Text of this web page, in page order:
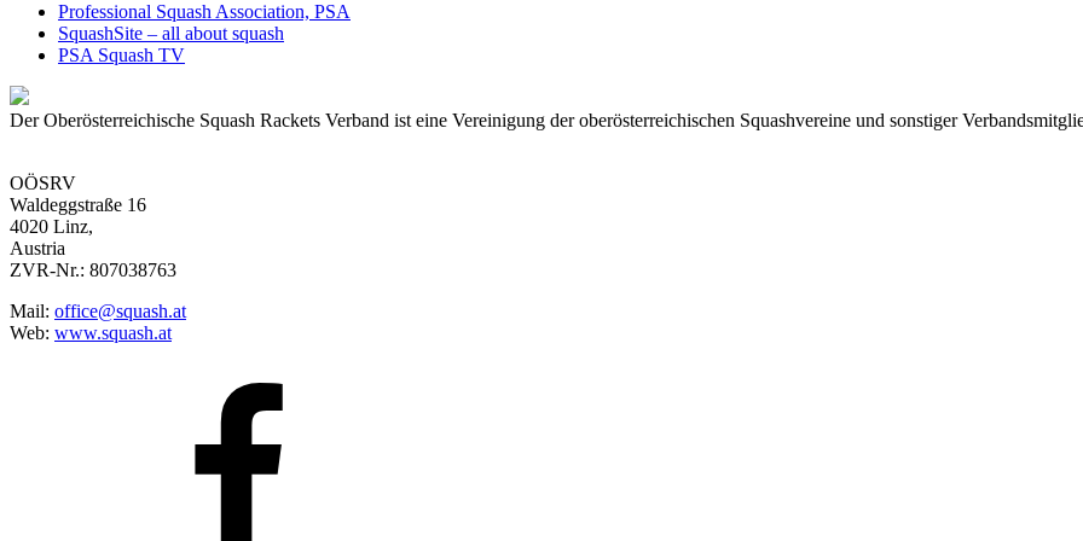
Professional Squash Association, PSA
SquashSite – all about squash
PSA Squash TV
Der Oberösterreichische Squash Rackets Verband ist eine Vereinigung der oberösterreichischen Squashvereine und sonstiger
OÖSRV
Waldeggstraße 16
4020 Linz,
Austria
ZVR-Nr.: 807038763
Mail: office@squash.at
Web: www.squash.at